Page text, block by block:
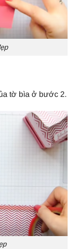
tờ bìa ở bước 2.